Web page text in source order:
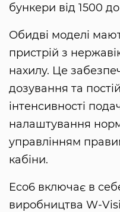
бункери від 1500
Обидві моделі
пристрій з
нахилу. Це
дозування та
інтенсивності
налаштування
управлінням
кабіни.
Eco6 включає в
виробництва W-